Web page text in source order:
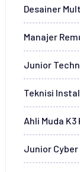
Desainer
Manajer
Junior
Teknisi
Ahli Muda
Junior